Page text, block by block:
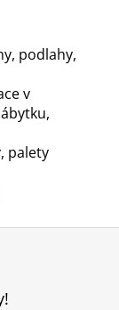
podlahy,
v
palety